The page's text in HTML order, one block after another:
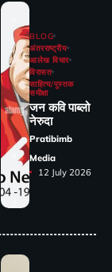
BLOG
अंतरराष्ट्रीय
आलेख विचार
विरासत
साहित्य/पुस्तक
समीक्षा
जन कवि पाब्लो
नेरुदा
Pratibimb
Media
12 July 2026